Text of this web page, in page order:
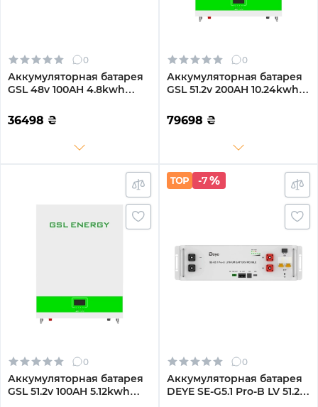
0
Аккумуляторная батарея
GSL 48v 100AH 4.8kwh
36498 ₴
0
Аккумуляторная батарея
GSL 51.2v 200AH 10.24kwh
GBP2)
79698 ₴
0
Аккумуляторная батарея
GSL 51.2v 100AH 5.12kwh
-7
0
Аккумуляторная батарея
DEYE SE-G5.1 Pro-B LV 51.2V